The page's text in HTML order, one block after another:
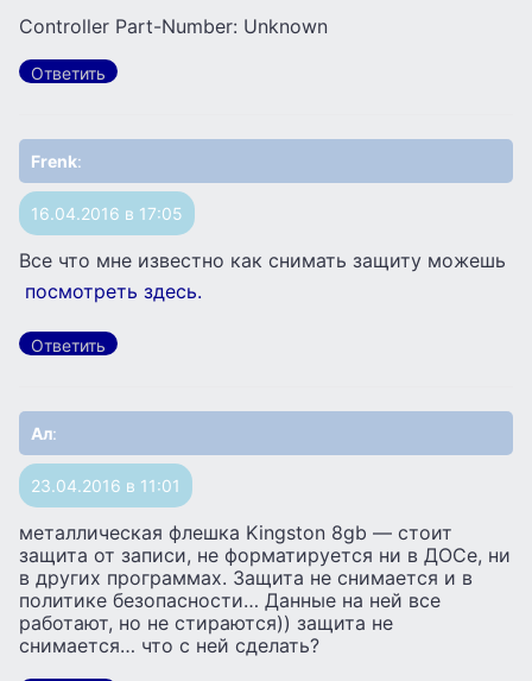
Controller Part-Number: Unknown
Ответить
Frenk:
16.04.2016 в 17:05
Все что мне известно как снимать защиту можешь
посмотреть здесь.
Ответить
Ал:
23.04.2016 в 11:01
металлическая флешка Kingston 8gb — стоит
защита от записи, не форматируется ни в ДОСе, ни
в других программах. Защита не снимается и в
политике безопасности… Данные на ней все
работают, но не стираются)) защита не
снимается… что с ней сделать?